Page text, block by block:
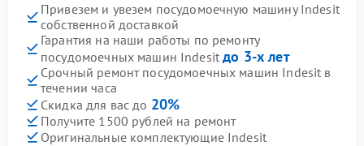
Привезем и увезем посудомоечную машину Indesit
собственной доставкой
Гарантия на наши работы по ремонту
посудомоечных машин Indesitдо 3-х лет
Срочный ремонт посудомоечных машин Indesit в
течении часа
Скидка для вас до 20%
Получите 1500 рублей на ремонт
Оригинальные комплектующие Indesit